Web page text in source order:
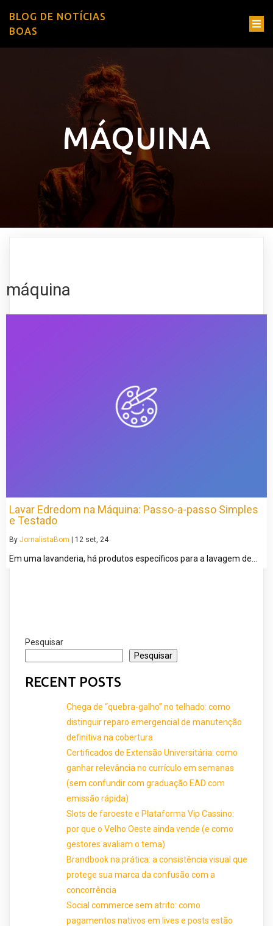
BLOG DE NOTÍCIAS
BOAS
MÁQUINA
máquina
Lavar Edredom na Máquina: Passo-a-passo Simples
e Testado
By JornalistaBom | 12 set, 24
Em uma lavanderia, há produtos específicos para a lavagem de…
Pesquisar
Pesquisar
RECENT POSTS
Chega de “quebra-galho” no telhado: como
distinguir reparo emergencial de manutenção
definitiva na cobertura
Certificados de Extensão Universitária: como
ganhar relevância no currículo em semanas
(sem confundir com graduação EAD com
emissão rápida)
Slots de faroeste e Plataforma Vip Cassino:
por que o Velho Oeste ainda vende (e como
gestores avaliam o tema)
Brandbook na prática: a consistência visual que
protege sua marca da confusão com a
concorrência
Social commerce sem atrito: como
pagamentos nativos em lives e posts estão